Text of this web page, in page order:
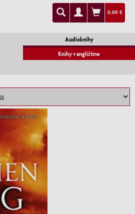
0.00 €
Audioknihy
Knihy v angličtine